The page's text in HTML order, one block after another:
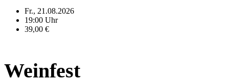
Fr., 21.08.2026
19:00 Uhr
39,00 €
Weinfest